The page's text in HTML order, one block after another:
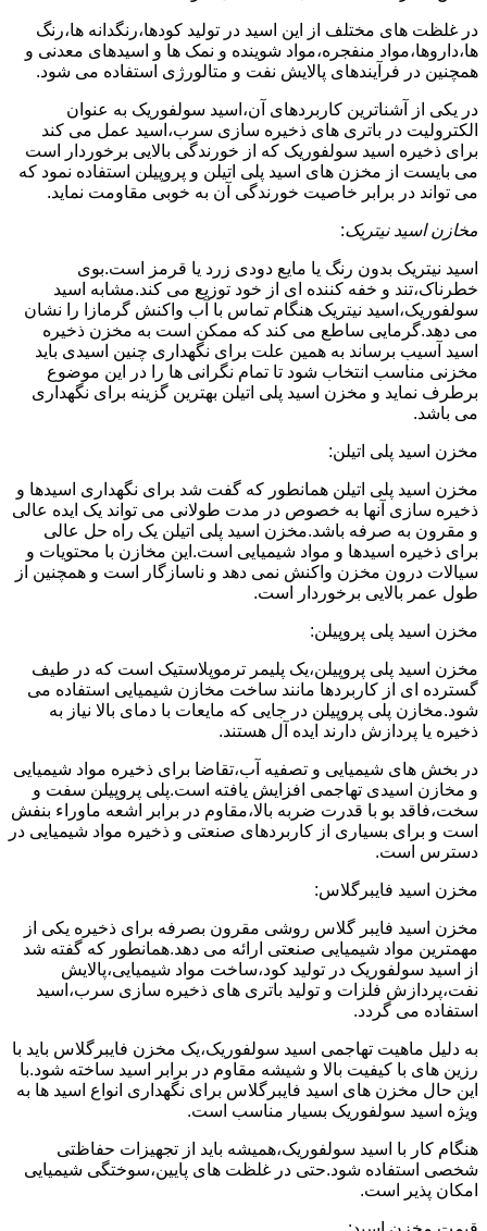
در غلظت های مختلف از این اسید در تولید کودها،رنگدانه ها،رنگ
ها،داروها،مواد منفجره،مواد شوینده و نمک ها و اسیدهای معدنی و
همچنین در فرآیندهای پالایش نفت و متالورژی استفاده می شود.
در یکی از آشناترین کاربردهای آن،اسید سولفوریک به عنوان
الکترولیت در باتری های ذخیره سازی سرب،اسید عمل می کند
برای ذخیره اسید سولفوریک که از خورندگی بالایی برخوردار است
می بایست از مخزن های اسید پلی اتیلن و پروپیلن استفاده نمود که
می تواند در برابر خاصیت خورندگی آن به خوبی مقاومت نماید.
مخازن اسید نیتریک:
اسید نیتریک بدون رنگ یا مایع دودی زرد یا قرمز است.بوی
خطرناک،تند و خفه کننده ای از خود توزیع می کند.مشابه اسید
سولفوریک،اسید نیتریک هنگام تماس با آب واکنش گرمازا را نشان
می دهد.گرمایی ساطع می کند که ممکن است به مخزن ذخیره
اسید آسیب برساند به همین علت برای نگهداری چنین اسیدی باید
مخزنی مناسب انتخاب شود تا تمام نگرانی ها را در این موضوع
برطرف نماید و مخزن اسید پلی اتیلن بهترین گزینه برای نگهداری
می باشد.
مخزن اسید پلی اتیلن:
مخزن اسید پلی اتیلن همانطور که گفت شد برای نگهداری اسیدها و
ذخیره سازی آنها به خصوص در مدت طولانی می تواند یک ایده عالی
و مقرون به صرفه باشد.مخزن اسید پلی اتیلن یک راه حل عالی
برای ذخیره اسیدها و مواد شیمیایی است.این مخازن با محتویات و
سیالات درون مخزن واکنش نمی دهد و ناسازگار است و همچنین از
طول عمر بالایی برخوردار است.
مخزن اسید پلی پروپیلن:
مخزن اسید پلی پروپیلن،یک پلیمر ترموپلاستیک است که در طیف
گسترده ای از کاربردها مانند ساخت مخازن شیمیایی استفاده می
شود.مخازن پلی پروپیلن در جایی که مایعات با دمای بالا نیاز به
ذخیره یا پردازش دارند ایده آل هستند.
در بخش های شیمیایی و تصفیه آب،تقاضا برای ذخیره مواد شیمیایی
و مخازن اسیدی تهاجمی افزایش یافته است.پلی پروپیلن سفت و
سخت،فاقد بو با قدرت ضربه بالا،مقاوم در برابر اشعه ماوراء بنفش
است و برای بسیاری از کاربردهای صنعتی و ذخیره مواد شیمیایی در
دسترس است.
مخزن اسید فایبرگلاس:
مخزن اسید فایبر گلاس روشی مقرون بصرفه برای ذخیره یکی از
مهمترین مواد شیمیایی صنعتی ارائه می دهد.همانطور که گفته شد
از اسید سولفوریک در تولید کود،ساخت مواد شیمیایی،پالایش
نفت،پردازش فلزات و تولید باتری های ذخیره سازی سرب،اسید
استفاده می گردد.
به دلیل ماهیت تهاجمی اسید سولفوریک،یک مخزن فایبرگلاس باید با
رزین های با کیفیت بالا و شیشه مقاوم در برابر اسید ساخته شود.با
این حال مخزن های اسید فایبرگلاس برای نگهداری انواع اسید ها به
ویژه اسید سولفوریک بسیار مناسب است.
هنگام کار با اسید سولفوریک،همیشه باید از تجهیزات حفاظتی
شخصی استفاده شود.حتی در غلظت های پایین،سوختگی شیمیایی
امکان پذیر است.